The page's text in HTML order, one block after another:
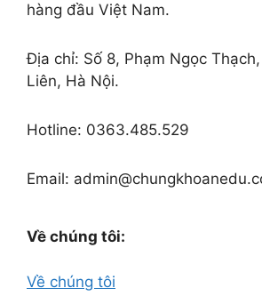
hàng đầu Việt Nam.
Địa chỉ: Số 8, Phạm Ngọc
Liên, Hà Nội.
Hotline: 0363.485.529
Email:
Về chúng tôi:
Về chúng tôi